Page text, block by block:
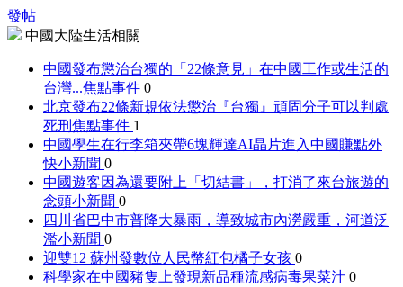
發帖
中國大陸生活相關
中國發布懲治台獨的「22條意見」在中國工作或生活的
台灣...焦點事件 0
北京發布22條新規依法懲治『台獨』頑固分子可以判處
死刑 焦點事件 1
中國學生在行李箱夾帶6塊輝達AI晶片進入中國賺點外
快小新聞 0
中國遊客因為還要附上「切結書」，打消了來台旅遊的
念頭小新聞 0
四川省巴中市普降大暴雨，導致城市內澇嚴重，河道泛
濫小新聞 0
迎雙12 蘇州發數位人民幣紅包橘子女孩 0
科學家在中國豬隻上發現新品種流感病毒果菜汁 0